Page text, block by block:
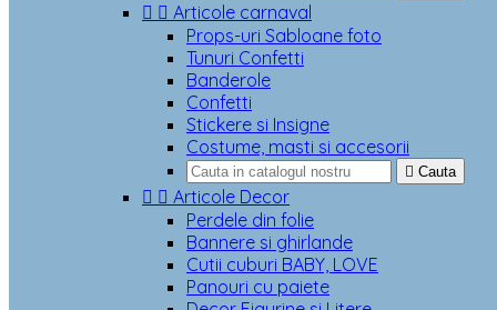
  Articole carnaval
Props-uri Sabloane foto
Tunuri Confetti
Banderole
Confetti
Stickere si Insigne
Costume, masti si accesorii
 Cauta
  Articole Decor
Perdele din folie
Bannere si ghirlande
Cutii cuburi BABY, LOVE
Panouri cu paiete